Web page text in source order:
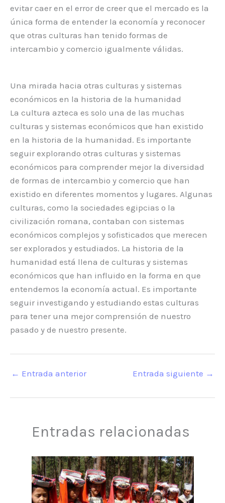
evitar caer en el error de creer que el mercado es la
única forma de entender la economía y reconocer
que otras culturas han tenido formas de
intercambio y comercio igualmente válidas.
Una mirada hacia otras culturas y sistemas
económicos en la historia de la humanidad
La cultura azteca es solo una de las muchas
culturas y sistemas económicos que han existido
en la historia de la humanidad. Es importante
seguir explorando otras culturas y sistemas
económicos para comprender mejor la diversidad
de formas de intercambio y comercio que han
existido en diferentes momentos y lugares. Algunas
culturas, como la sociedades egipcias o la
civilización romana, contaban con sistemas
económicos complejos y sofisticados que merecen
ser explorados y estudiados. La historia de la
humanidad está llena de culturas y sistemas
económicos que han influido en la forma en que
entendemos la economía actual. Es importante
seguir investigando y estudiando estas culturas
para tener una mejor comprensión de nuestro
pasado y de nuestro presente.
← Entrada anterior Entrada siguiente →
Entradas relacionadas